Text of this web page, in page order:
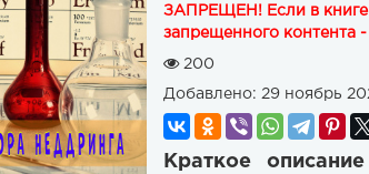
ЗАПРЕЩЕН! Если в книге
запрещенного контента
200
Добавлено: 29 ноябрь
Краткое